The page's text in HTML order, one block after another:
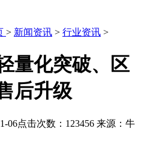
> 新闻资讯 > 行业资讯 >
量化突破、区
后升级
06点击次数：123456 来源：牛